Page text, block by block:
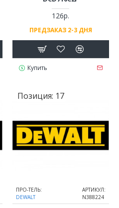
126р.
ПРЕДЗАКАЗ 2-3 ДНЯ
Купить
Позиция: 17
ПРО-ТЕЛЬ:
DEWALT
АРТИКУЛ:
N388224